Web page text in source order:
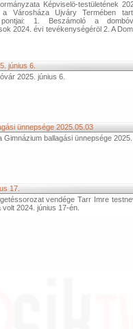
Képviselö-testületének
Városháza Ujváry Termében
1. Beszámoló a
2024. évi tevékenységéröl 2. A
június 6.
2025. június 6.
ünnepsége 2025.05.03
Gimnázium ballagási ünnepsége 2025.
17.
vendége Tarr Imre
2024. június 17-én.